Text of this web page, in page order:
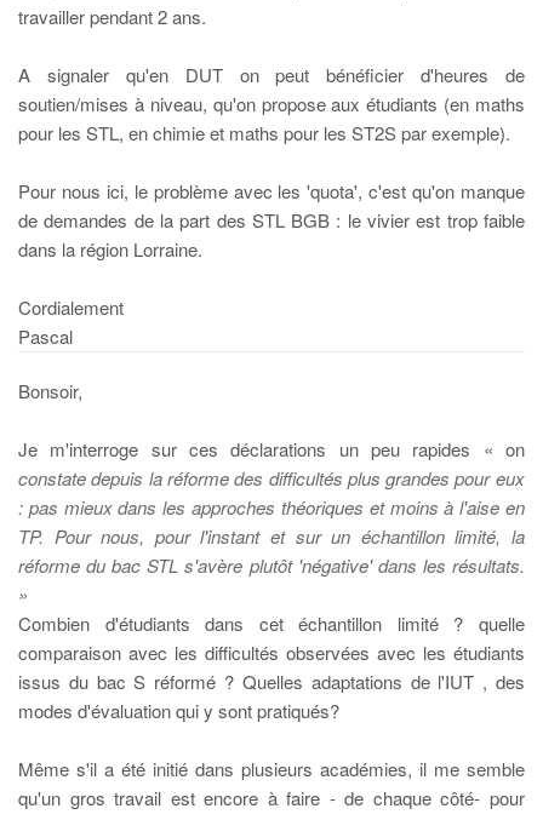
travailler pendant 2 ans.
A signaler qu'en DUT on peut bénéficier d'heures de
soutien/mises à niveau, qu'on propose aux étudiants (en maths
pour les STL, en chimie et maths pour les ST2S par exemple).
Pour nous ici, le problème avec les 'quota', c'est qu'on manque
de demandes de la part des STL BGB : le vivier est trop faible
dans la région Lorraine.
Cordialement
Pascal
Bonsoir,
Je m'interroge sur ces déclarations un peu rapides « on
constate depuis la réforme des difficultés plus grandes pour eux
: pas mieux dans les approches théoriques et moins à l'aise en
TP. Pour nous, pour l'instant et sur un échantillon limité, la
réforme du bac STL s'avère plutôt 'négative' dans les résultats.
»
Combien d'étudiants dans cet échantillon limité ? quelle
comparaison avec les difficultés observées avec les étudiants
issus du bac S réformé ? Quelles adaptations de l'IUT , des
modes d'évaluation qui y sont pratiqués?
Même s'il a été initié dans plusieurs académies, il me semble
qu'un gros travail est encore à faire - de chaque côté- pour